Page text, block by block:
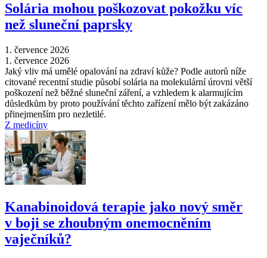
Solária mohou poškozovat pokožku víc
než sluneční paprsky
1. července 2026
1. července 2026
Jaký vliv má umělé opalování na zdraví kůže? Podle autorů níže
citované recentní studie působí solária na molekulární úrovni větší
poškození než běžné sluneční záření, a vzhledem k alarmujícím
důsledkům by proto používání těchto zařízení mělo být zakázáno
přinejmenším pro nezletilé.
Z medicíny
Kanabinoidová terapie jako nový směr
v boji se zhoubným onemocněním
vaječníků?